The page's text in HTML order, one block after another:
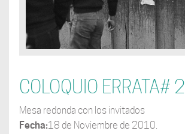
COLOQUIO ERRATA# 2
Mesa redonda con los invitados
Fecha:18 de Noviembre de 2010.